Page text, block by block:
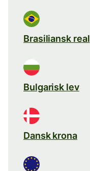
Brasiliansk real
Bulgarisk lev
Dansk krona